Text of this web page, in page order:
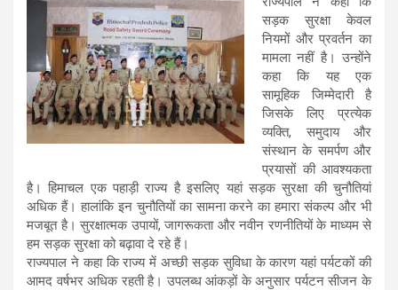
सड़क सुरक्षा केवल
नियमों और प्रवर्तन का
मामला नहीं है। उन्होंने
कहा कि यह एक
सामूहिक जिम्मेदारी है
जिसके लिए प्रत्येक
व्यक्ति, समुदाय और
संस्थान के समर्पण और
प्रयासों की आवश्यकता
है। हिमाचल एक पहाड़ी राज्य है इसलिए यहां सड़क सुरक्षा की चुनौतियां
अधिक हैं। हालांकि इन चुनौतियों का सामना करने का हमारा संकल्प और भी
मजबूत है। सुरक्षात्मक उपायों, जागरूकता और नवीन रणनीतियों के माध्यम से
हम सड़क सुरक्षा को बढ़ावा दे रहे हैं।
राज्यपाल ने कहा कि राज्य में अच्छी सड़क सुविधा के कारण यहां पर्यटकों की
आमद वर्षभर अधिक रहती है। उपलब्ध आंकड़ों के अनुसार पर्यटन सीजन के